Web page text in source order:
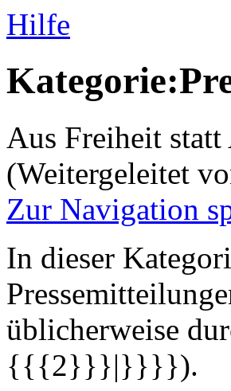
Hilfe
Aus Freiheit statt
(Weitergeleitet
Zur Navigation
In dieser
üblicherweise
{{{2}}}|}}}}).